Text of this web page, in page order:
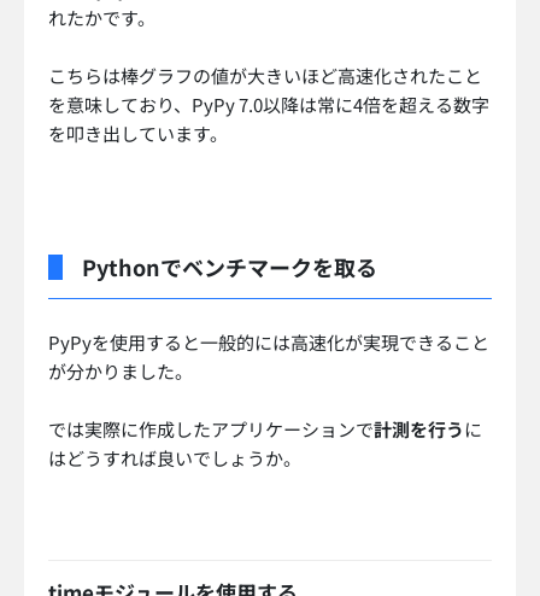
れたかです。
こちらは棒グラフの値が大きいほど高速化されたこと
を意味しており、PyPy 7.0以降は常に4倍を超える数字
を叩き出しています。
Pythonでベンチマークを取る
PyPyを使用すると一般的には高速化が実現できること
が分かりました。
では実際に作成したアプリケーションで計測を行うに
はどうすれば良いでしょうか。